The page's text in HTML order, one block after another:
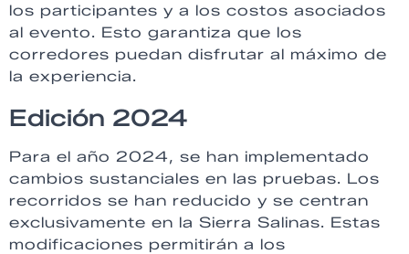
los participantes y a los costos asociados
al evento. Esto garantiza que los
corredores puedan disfrutar al máximo de
la experiencia.
Edición 2024
Para el año 2024, se han implementado
cambios sustanciales en las pruebas. Los
recorridos se han reducido y se centran
exclusivamente en la Sierra Salinas. Estas
modificaciones permitirán a los